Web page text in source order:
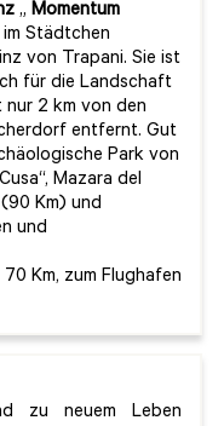
„ Momentum
Städtchen
von Trapani. Sie ist
für die Landschaft
nur 2 km von den
entfernt. Gut
Park von
Mazara del
Km) und
und
Km, zum Flughafen
zu neuem Leben